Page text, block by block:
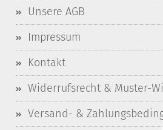
Unsere AGB
Impressum
Kontakt
Widerrufsrecht & Muster-
Versand- &